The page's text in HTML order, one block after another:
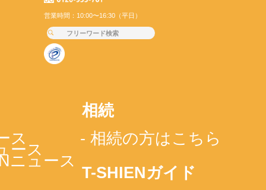
営業時間：10:00〜16:30（平日）
ス
ース
ニュース
相続
- 相続の方はこちら
T-SHIENガイド